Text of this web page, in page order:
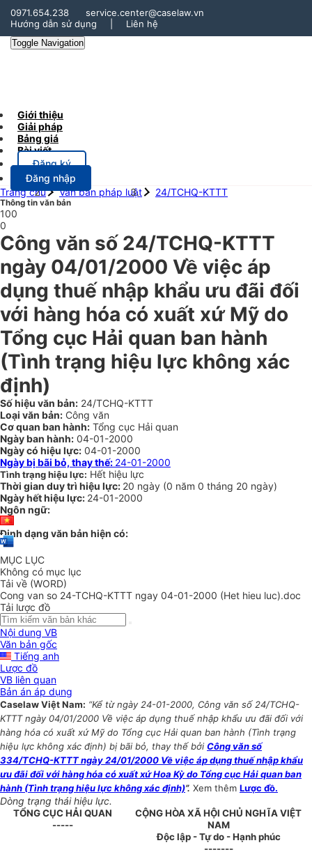
0971.654.238
service.center@caselaw.vn
Hướng dẫn sử dụng
Liên hệ
Toggle Navigation
Giới thiệu
Giải pháp
Bảng giá
Bài viết
Đăng ký
Đăng nhập
Trang chủ
Văn bản pháp luật 24/TCHQ-KTTT
Thông tin văn bản
100
0
Công văn số 24/TCHQ-KTTT
ngày 04/01/2000 Về việc áp
dụng thuế nhập khẩu ưu đãi đối
với hàng hóa có xuất xứ Mỹ do
Tổng cục Hải quan ban hành
(Tình trạng hiệu lực không xác
định)
Số hiệu văn bản: 24/TCHQ-KTTT
Loại văn bản: Công văn
Cơ quan ban hành: Tổng cục Hải quan
Ngày ban hành: 04-01-2000
Ngày có hiệu lực: 04-01-2000
Ngày bị bãi bỏ, thay thế: 24-01-2000
Tình trạng hiệu lực: Hết hiệu lực
Thời gian duy trì hiệu lực: 20 ngày (0 năm 0 tháng 20 ngày)
Ngày hết hiệu lực: 24-01-2000
Ngôn ngữ:
Định dạng văn bản hiện có:
MỤC LỤC
Không có mục lục
Tải về (WORD)
Cong van so 24-TCHQ-KTTT ngay 04-01-2000 (Het hieu luc).doc
Tải lược đồ
Nội dung VB
Văn bản gốc
Tiếng anh
Lược đồ
VB liên quan
Bản án áp dụng
Caselaw Việt Nam: “Kể từ ngày 24-01-2000, Công văn số 24/TCHQ-
KTTT ngày 04/01/2000 Về việc áp dụng thuế nhập khẩu ưu đãi đối với
hàng hóa có xuất xứ Mỹ do Tổng cục Hải quan ban hành (Tình trạng
hiệu lực không xác định) bị bãi bỏ, thay thế bởi Công văn số
334/TCHQ-KTTT ngày 24/01/2000 Về việc áp dụng thuế nhập khẩu
ưu đãi đối với hàng hóa có xuất xứ Hoa Kỳ do Tổng cục Hải quan ban
hành (Tình trạng hiệu lực không xác định)”. Xem thêm Lược đồ.
Dòng trạng thái hiệu lực.
TỔNG CỤC HẢI QUAN
-----
CỘNG HÒA XÃ HỘI CHỦ NGHĨA VIỆT
NAM
Độc lập - Tự do - Hạnh phúc
-------